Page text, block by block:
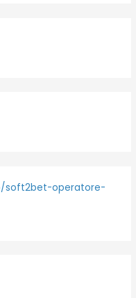
soft2bet-operatore-